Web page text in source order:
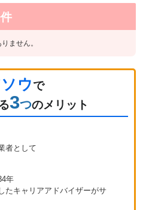
ません。
ウで
3つのメリット
者として
年
たキャリアアドバイザーがサ